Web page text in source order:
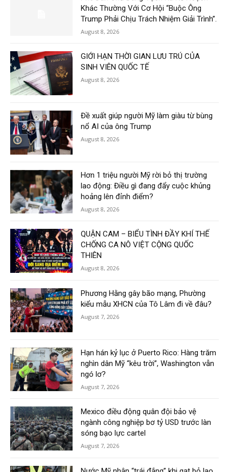
Khác Thường Với Cơ Hội “Buộc Ông
Trump Phải Chịu Trách Nhiệm Giải Trình”.
August 8, 2026
GIỚI HẠN THỜI GIAN LƯU TRÚ CỦA
SINH VIÊN QUỐC TẾ
August 8, 2026
Đề xuất giúp người Mỹ làm giàu từ bùng
nổ AI của ông Trump
August 8, 2026
Hơn 1 triệu người Mỹ rời bỏ thị trường
lao động: Điều gì đang đẩy cuộc khủng
hoảng lên đỉnh điểm?
August 8, 2026
QUẬN CAM – BIỂU TÌNH ĐẦY KHÍ THẾ
CHỐNG CA NÔ VIỆT CỘNG QUỐC
THIÊN
August 8, 2026
Phương Hằng gây bão mạng, Phường
kiểu mẫu XHCN của Tô Lâm đi về đâu?
August 7, 2026
Hạn hán kỷ lục ở Puerto Rico: Hàng trăm
nghìn dân Mỹ “kêu trời”, Washington vẫn
ngó lơ?
August 7, 2026
Mexico điều động quân đội bảo vệ
ngành công nghiệp bơ tỷ USD trước làn
sóng bạo lực cartel
August 7, 2026